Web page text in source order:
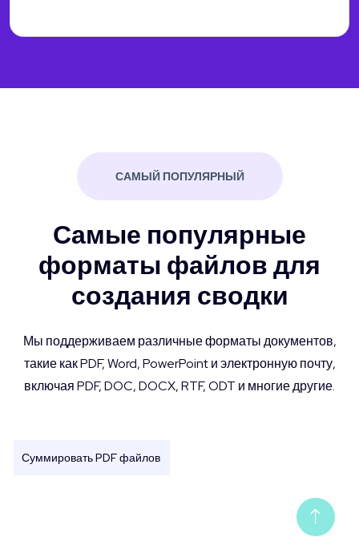
САМЫЙ ПОПУЛЯРНЫЙ
Самые популярные
форматы файлов для
создания сводки
Мы поддерживаем различные форматы документов,
такие как PDF, Word, PowerPoint и электронную почту,
включая PDF, DOC, DOCX, RTF, ODT и многие другие.
Суммировать PDF файлов